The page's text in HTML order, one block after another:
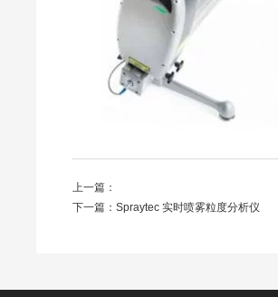
上一篇：
下一篇： Spraytec 实时喷雾粒度分析仪